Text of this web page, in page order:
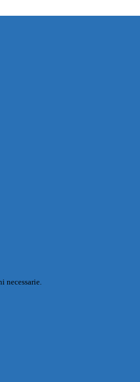
necessarie.